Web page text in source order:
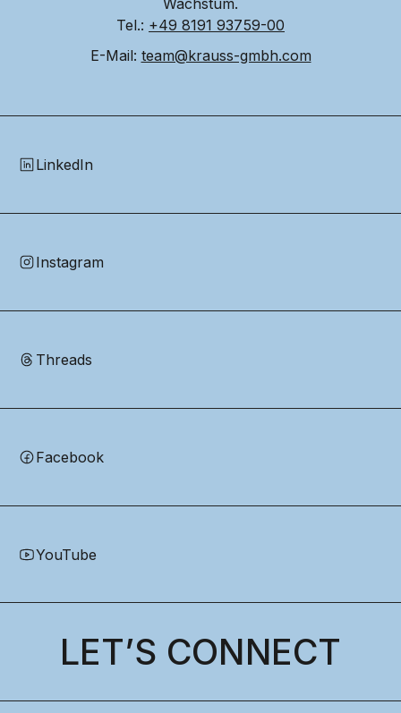
Wachstum.
Tel.: +49 8191 93759-00
E-Mail: team@krauss-gmbh.com
LinkedIn
Instagram
Threads
Facebook
YouTube
LET’S CONNECT